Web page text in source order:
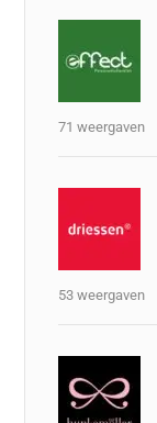
71 weergaven
53 weergaven